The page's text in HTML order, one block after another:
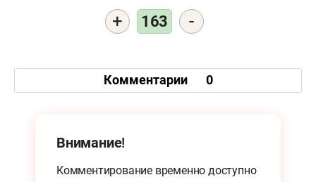
+ 163 -
Комментарии 0
Внимание!
Комментирование временно доступно